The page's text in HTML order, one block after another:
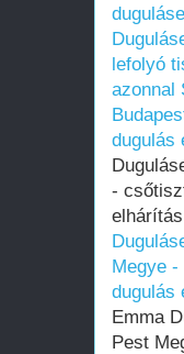
lefolyó
azonnal
dugulás
-
Megye
dugulás
Emma
Pest